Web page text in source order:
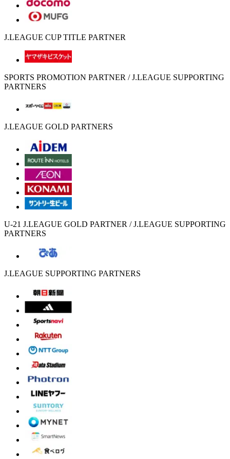
J.LEAGUE CUP TITLE PARTNER
SPORTS PROMOTION PARTNER / J.LEAGUE SUPPORTING
PARTNERS
J.LEAGUE GOLD PARTNERS
U-21 J.LEAGUE GOLD PARTNER / J.LEAGUE SUPPORTING
PARTNERS
J.LEAGUE SUPPORTING PARTNERS